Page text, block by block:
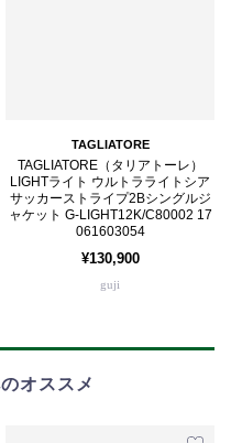
TAGLIATORE
TAGLIATORE（タリアトーレ）
LIGHTライト ウルトラライトシア
サッカーストライプ2Bシングルジ
ャケット G-LIGHT12K/C80002 17
061603054
¥130,900
guji
オススメ